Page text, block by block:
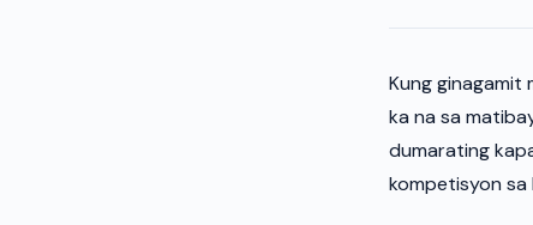
Kung ginagamit
ka na sa
dumarating
kompetisyon sa